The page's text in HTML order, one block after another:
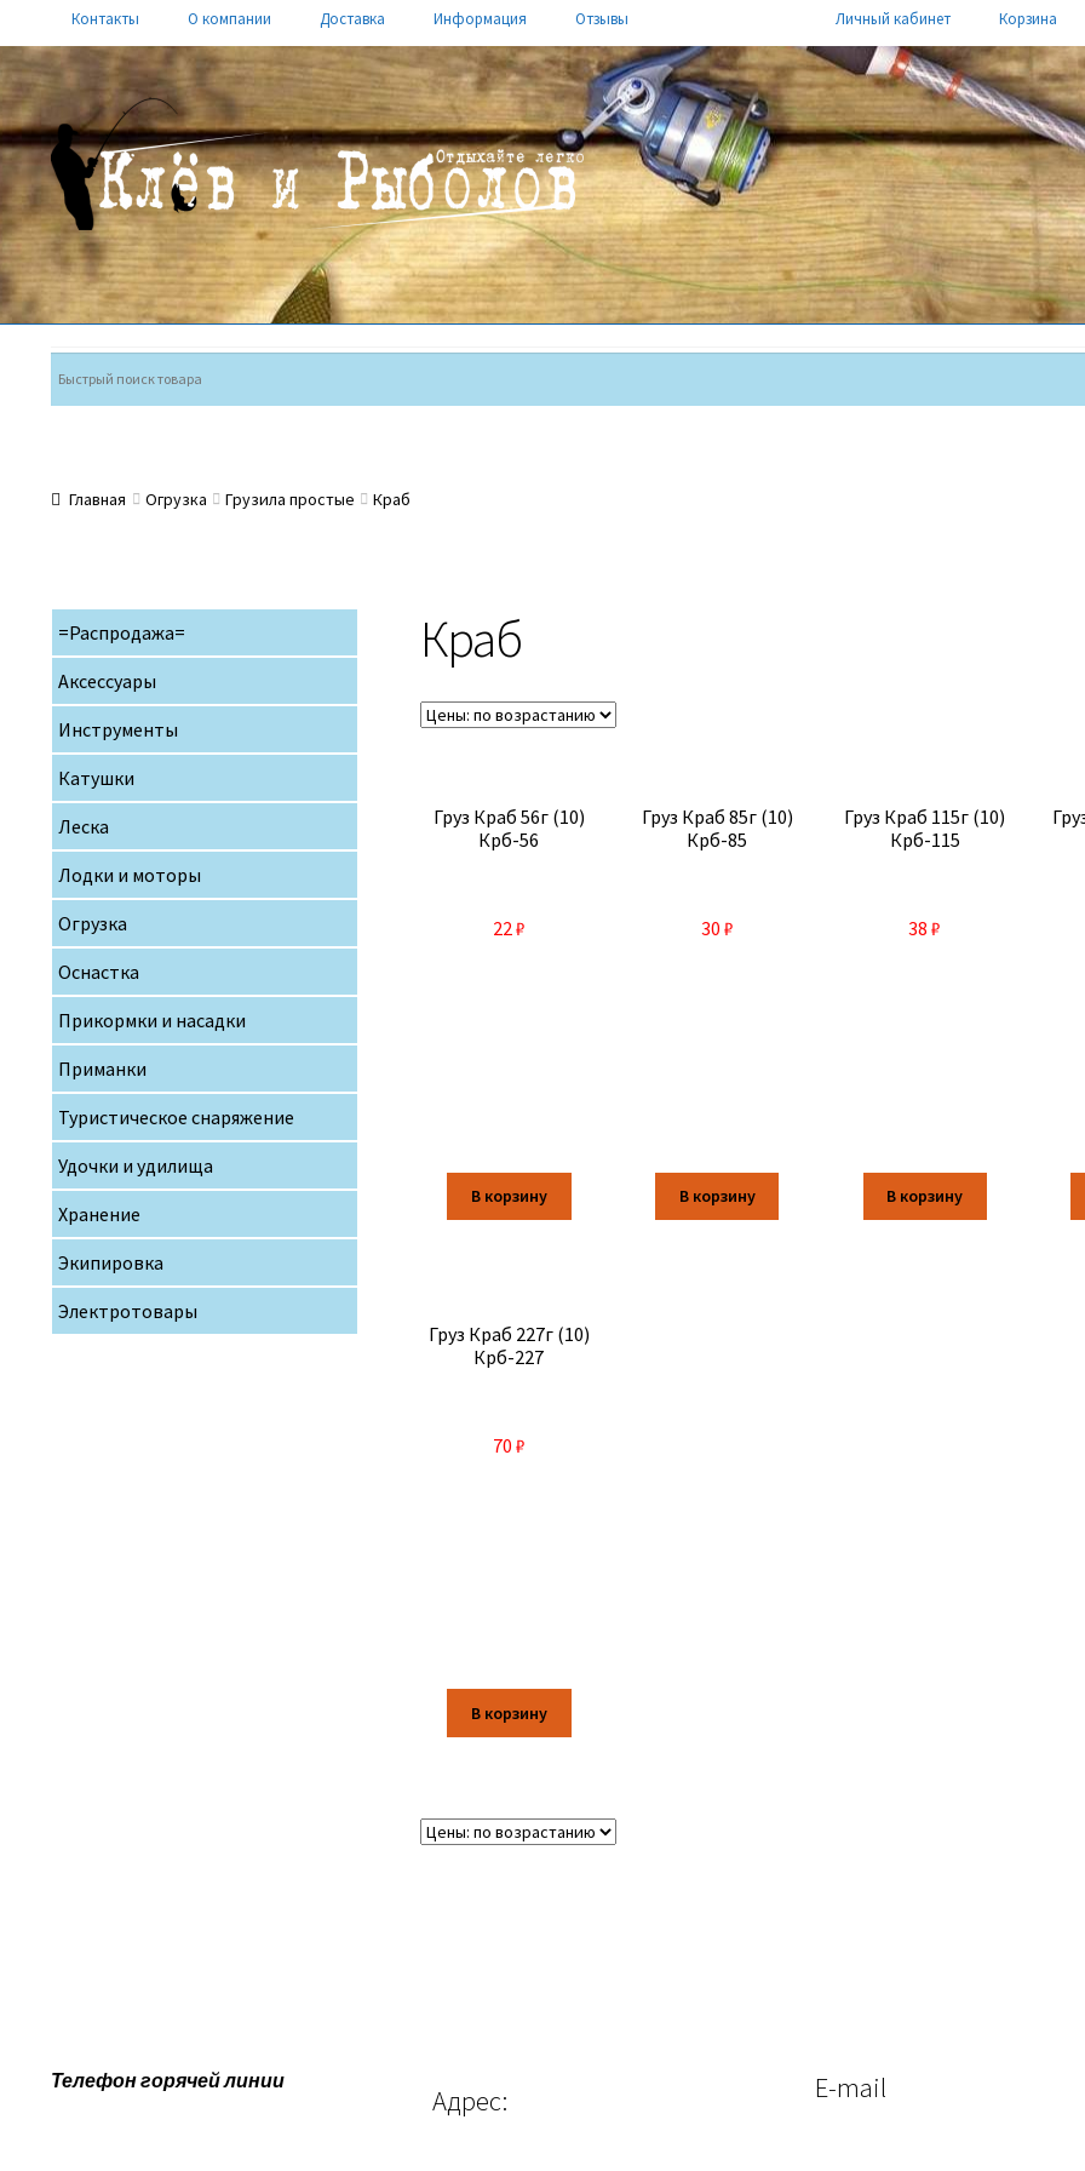
Контакты О компании Доставка Информация Отзывы Личный кабинет Корзина
Перейти
к
навигации
Перейти
к
содержимому
Главная Огрузка Грузила простые Краб
Краб
Груз Краб 56г (10)
Крб-56
22₽
В корзину
Груз Краб 85г (10)
Крб-85
30 ₽
В корзину
Груз Краб 115г (10)
Крб-115
38₽
В корзину
Груз Краб 227г (10)
Крб-227
70 ₽
В корзину
=Распродажа=
Аксессуары
Инструменты
Катушки
Леска
Лодки и моторы
Огрузка
Оснастка
Прикормки и насадки
Приманки
Туристическое снаряжение
Удочки и удилища
Хранение
Экипировка
Электротовары
Телефон горячей линии
Адрес: E-mail